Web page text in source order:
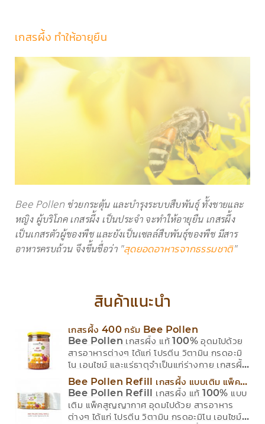
เกสรผึ้ง ทำให้อายุยืน
Bee Pollen ช่วยกระตุ้น และบำรุงระบบสืบพันธุ์ ทั้งชายและ
หญิง ผู้บริโภค เกสรผึ้ง เป็นประจำ จะทำให้อายุยืน เกสรผึ้ง
เป็นเกสรตัวผู้ของพืช และยังเป็นเซลล์สืบพันธุ์ของพืช มีสาร
อาหารครบถ้วน จึงขึ้นชื่อว่า "สุดยอดอาหารจากธรรมชาติ"
สินค้าแนะนำ
เกสรผึ้ง 400 กรัม Bee Pollen
Bee Pollen เกสรผึ้ง แท้ 100% อุดมไปด้วย
สารอาหารต่างๆ ได้แก่ โปรตีน วิตามิน กรดอะมิ
โน เอนไซม์ และแร่ธาตุจำเป็นแก่ร่างกาย เกสรผึ้ง
สามารถรับประทาน โดยโรยบนอาหารเช้า และ
สลัด หรือผสมน้ำผึ้ง โยเกิร์ต น้ำเต้าหู้ นม สมูตตี้
ชา กาแฟ
Bee Pollen Refill เกสรผึ้ง แบบเติม แพ็ค
สูญญากาศ
Bee Pollen Refill เกสรผึ้ง แท้ 100% แบบ
เติม แพ็คสูญญากาศ อุดมไปด้วย สารอาหาร
ต่างๆ ได้แก่ โปรตีน วิตามิน กรดอะมิโน เอนไซม์